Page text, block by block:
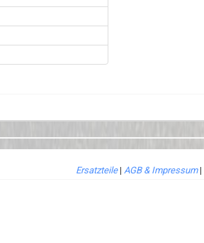
Ersatzteile| AGB & Impressum|